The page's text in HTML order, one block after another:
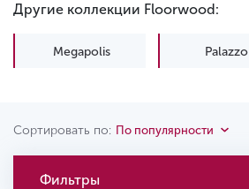
Другие коллекции Floorwood:
Megapolis Palazzo
Сортировать по: По популярности
Фильтры